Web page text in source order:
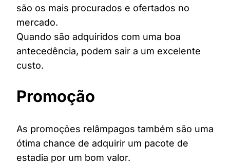
são os mais procurados e ofertados no
mercado.
Quando são adquiridos com uma boa
antecedência, podem sair a um excelente
custo.
Promoção
As promoções relâmpagos também são uma
ótima chance de adquirir um pacote de
estadia por um bom valor.